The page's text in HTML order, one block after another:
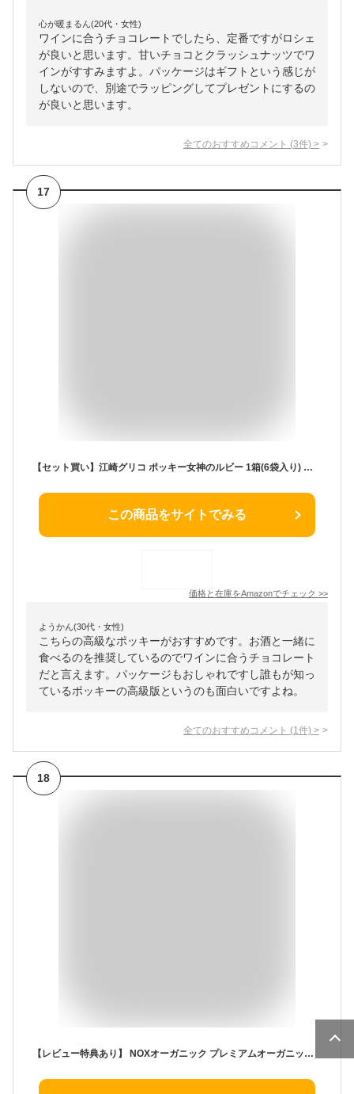
心が暖まるん(20代・女性)
ワインに合うチョコレートでしたら、定番ですがロシェ
が良いと思います。甘いチョコとクラッシュナッツでワ
インがすすみますよ。パッケージはギフトという感じが
しないので、別途でラッピングしてプレゼントにするの
が良いと思います。
全てのおすすめコメント (3件) >
17
【セット買い】江崎グリコ ポッキー女神のルビー 1箱(6袋入り) チョコレート お酒に合う贅沢ポッキー & ポッキー大人の琥珀 1箱(6袋入り) チョコレート お酒に合う贅沢ポッキー
この商品をサイトでみる
価格と在庫をAmazonでチェック >>
ようかん(30代・女性)
こちらの高級なポッキーがおすすめです。お酒と一緒に
食べるのを推奨しているのでワインに合うチョコレート
だと言えます。パッケージもおしゃれですし誰もが知っ
ているポッキーの高級版というのも面白いですよね。
全てのおすすめコメント (1 件) >
18
【レビュー特典あり】 NOXオーガニック プレミアムオーガニックチョコレート 30粒 カカオ70％ スーパーフード入り 健康 美容 無添加 抗酸化食品 有機JAS認証 EU/USDA認証 低GI 低糖質 高級 個包装 バレンタイン ホワイトデー ギフト